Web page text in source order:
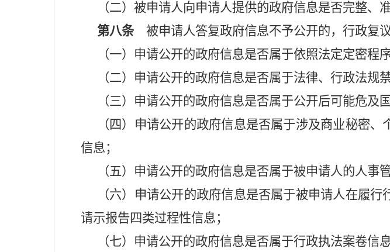
（二）被申请人向申请人提供的政府信息是否完整、准
第八条 被申请人答复政府信息不予公开的，行政复
（一）申请公开的政府信息是否属于依照法定定密程
（二）申请公开的政府信息是否属于法律、行政法规
（三）申请公开的政府信息是否属于公开后可能危及
（四）申请公开的政府信息是否属于涉及商业秘密
信息；
（五）申请公开的政府信息是否属于被申请人的人事
（六）申请公开的政府信息是否属于被申请人在履
请示报告四类过程性信息；
（七）申请公开的政府信息是否属于行政执法案卷信息